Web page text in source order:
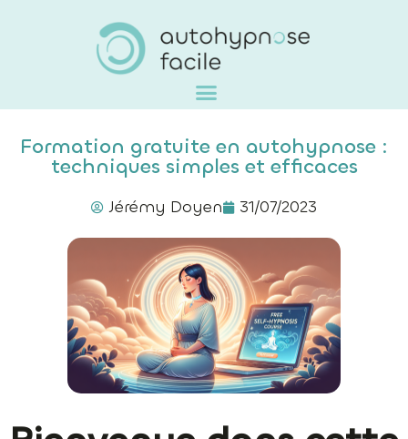
Formation gratuite en autohypnose :
techniques simples et efficaces
Jérémy Doyen 31/07/2023